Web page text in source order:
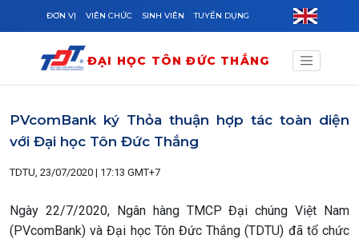
Skip to main content
ĐƠN VỊ VIÊN CHỨC SINH VIÊN TUYỂN DỤNG
ĐẠI HỌC TÔN ĐỨC THẮNG
PVcomBank ký Thỏa thuận hợp tác toàn diện
với Đại học Tôn Đức Thắng
TDTU, 23/07/2020 | 17:13 GMT+7
Ngày 22/7/2020, Ngân hàng TMCP Đại chúng Việt Nam
(PVcomBank) và Đại học Tôn Đức Thắng (TDTU) đã tổ chức